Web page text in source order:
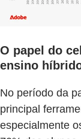
O papel do
ensino
No período da
principal
especialmente